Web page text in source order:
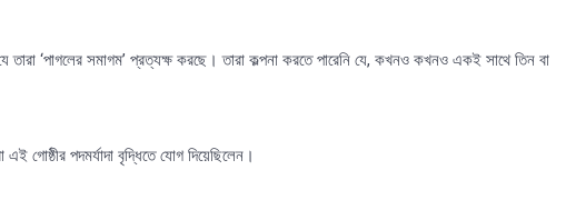
তারা ‘পাগলের সমাগম’ প্রত্যক্ষ করছে। তারা কল্পনা করতে পারেনি যে, কখনও কখনও একই সাথে তিন বা
গোষ্ঠীর পদমর্যাদা বৃদ্ধিতে যোগ দিয়েছিলেন।